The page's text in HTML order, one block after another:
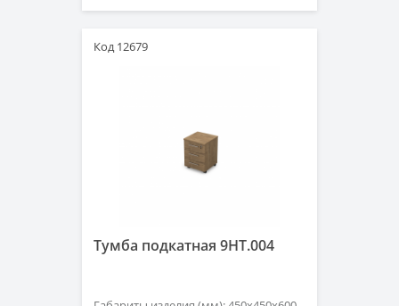
Код 12679
Тумба подкатная 9НТ.004